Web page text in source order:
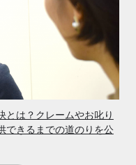
とは？クレームやお叱り
できるまでの道のりを公